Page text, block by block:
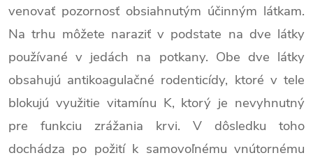
venovať pozornosť obsiahnutým účinným látkam.
Na trhu môžete naraziť v podstate na dve látky
používané v jedách na potkany. Obe dve látky
obsahujú antikoagulačné rodenticídy, ktoré v tele
blokujú využitie vitamínu K, ktorý je nevyhnutný
pre funkciu zrážania krvi. V dôsledku toho
dochádza po požití k samovoľnému vnútornému